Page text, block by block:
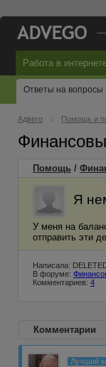
—
Работа в
Ответы на вопросы
Адвего Помощь и
Помощь /
Я
У меня на
отправить эти
Написала:
В форуме:
Комментариев: 4
Комментарии
Лучший